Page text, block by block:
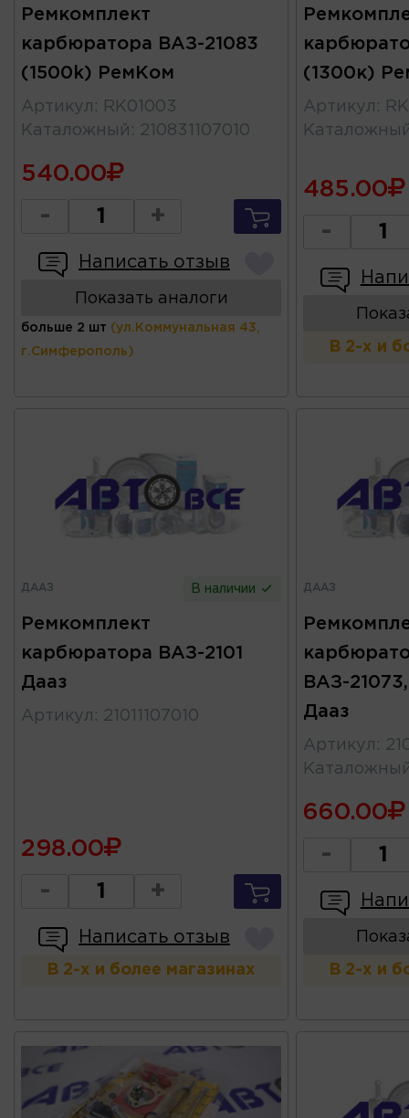
Ремкомплект
карбюратора ВАЗ-21083
(1500k) РемКом
Артикул :
RK01003
Каталожный : 210831107010
540.00
- +
Написать отзыв
Показать аналоги
больше 2 шт (ул.Коммунальная 43,
г.Симферополь)
(1300к)
Артикул :
485.00
-
В 2-х и
ДААЗ В наличии
Ремкомплект
карбюратора ВАЗ-2101
Дааз
Артикул : 21011107010
298.00
- +
Написать отзыв
В 2-х и более магазинах
ДААЗ
ВАЗ-
Дааз
Артикул :
660.00
-
В 2-х и